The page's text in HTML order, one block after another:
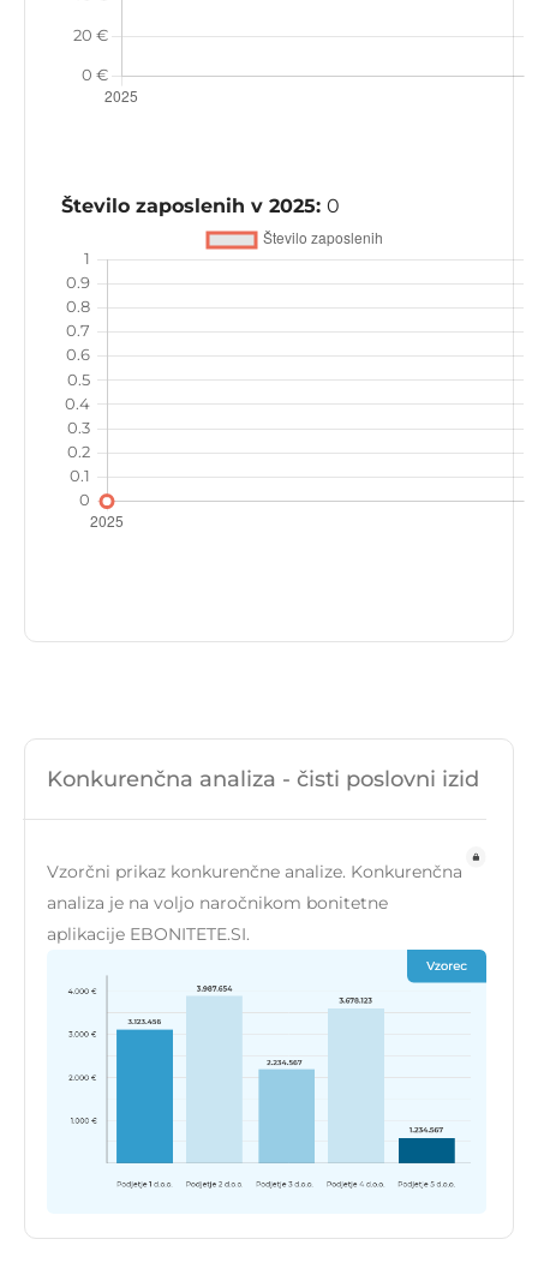
Število zaposlenih v 2025: 0
Konkurenčna analiza - čisti poslovni izid
Vzorčni prikaz konkurenčne analize. Konkurenčna
analiza je na voljo naročnikom bonitetne
aplikacije EBONITETE.SI.